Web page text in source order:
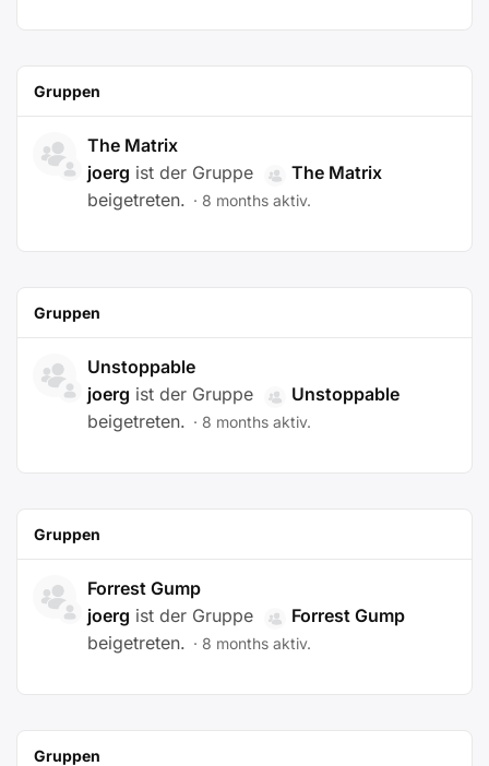
Gruppen
The Matrix
joerg ist der Gruppe
The Matrix
beigetreten.
8 months aktiv.
Gruppen
Unstoppable
joerg ist der Gruppe
Unstoppable
beigetreten.
8 months aktiv.
Gruppen
Forrest Gump
joerg ist der Gruppe
Forrest Gump
beigetreten.
8 months aktiv.
Gruppen